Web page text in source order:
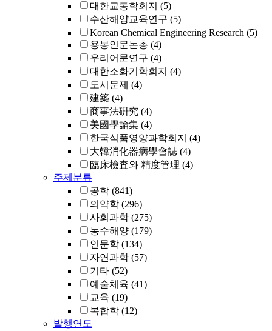
대한교통학회지 (5)
수산해양교육연구 (5)
Korean Chemical Engineering Research (5)
용봉인문논총 (4)
우리어문연구 (4)
대한소화기학회지 (4)
도시문제 (4)
建築 (4)
商事法硏究 (4)
美國學論集 (4)
한국식품영양과학회지 (4)
大韓消化器病學會誌 (4)
臨床檢査와 精度管理 (4)
주제분류
공학 (841)
의약학 (296)
사회과학 (275)
농수해양 (179)
인문학 (134)
자연과학 (57)
기타 (52)
예술체육 (41)
교육 (19)
복합학 (12)
발행연도